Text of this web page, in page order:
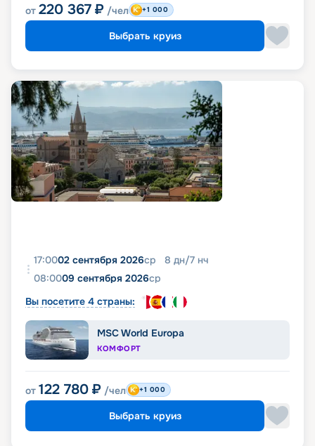
от 220 367 ₽ /чел +1 000
Выбрать круиз
17:0002 сентября 2026ср 8 дн/7 нч
08:0009 сентября 2026ср
Вы посетите 4 страны:
MSC World Europa
КОМФОРТ
от 122 780 ₽ /чел +1 000
Выбрать круиз